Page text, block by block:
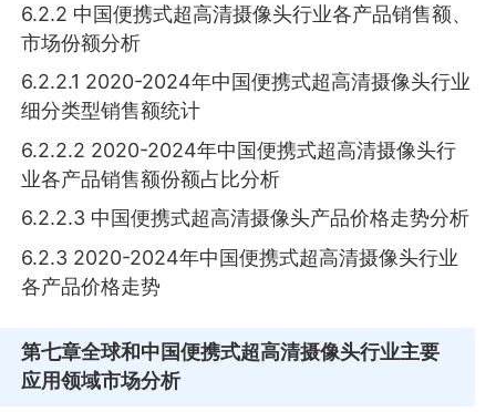
6.2.2 中国便携式超高清摄像头行业各产品销售额、
市场份额分析
6.2.2.1 2020-2024年中国便携式超高清摄像头行业
细分类型销售额统计
6.2.2.2 2020-2024年中国便携式超高清摄像头行
业各产品销售额份额占比分析
6.2.2.3 中国便携式超高清摄像头产品价格走势分析
6.2.3 2020-2024年中国便携式超高清摄像头行业
各产品价格走势
第七章全球和中国便携式超高清摄像头行业主要
应用领域市场分析